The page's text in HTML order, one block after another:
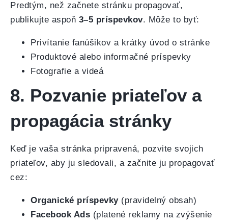
Predtým, než začnete stránku propagovať,
publikujte aspoň 3–5 príspevkov. Môže to byť:
Privítanie fanúšikov a krátky úvod o stránke
Produktové alebo informačné príspevky
Fotografie a videá
8. Pozvanie priateľov a
propagácia stránky
Keď je vaša stránka pripravená, pozvite svojich
priateľov, aby ju sledovali, a začnite ju propagovať
cez:
Organické príspevky(pravidelný obsah)
Facebook Ads (platené reklamy na zvýšenie